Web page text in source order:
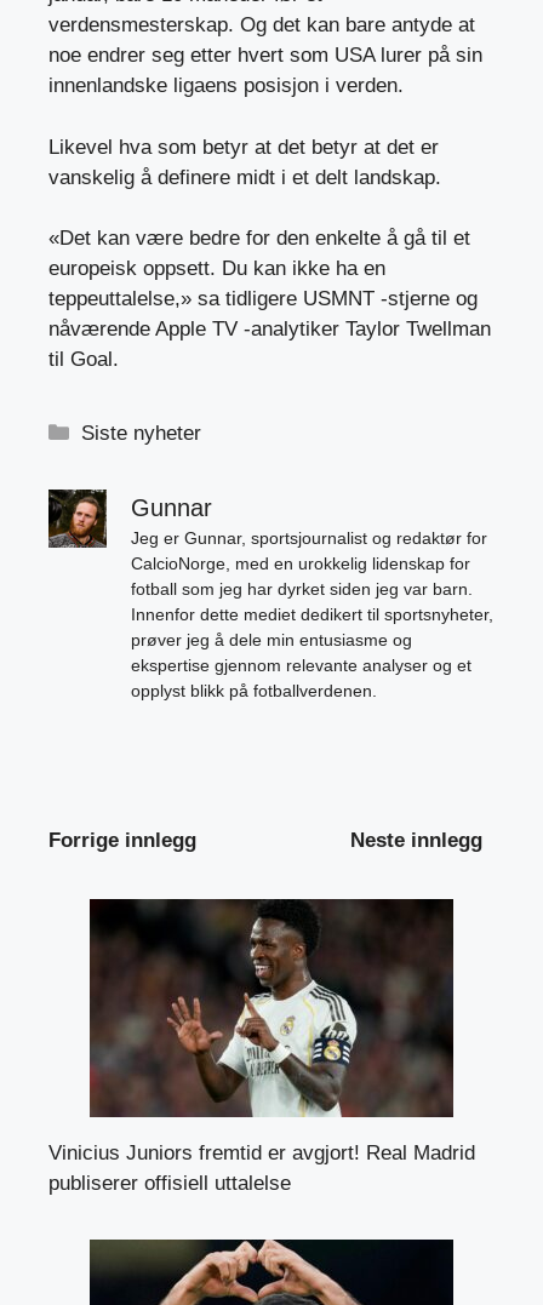
verdensmesterskap. Og det kan bare antyde at
noe endrer seg etter hvert som USA lurer på sin
innenlandske ligaens posisjon i verden.
Likevel hva som betyr at det betyr at det er
vanskelig å definere midt i et delt landskap.
«Det kan være bedre for den enkelte å gå til et
europeisk oppsett. Du kan ikke ha en
teppeuttalelse,» sa tidligere USMNT -stjerne og
nåværende Apple TV -analytiker Taylor Twellman
til Goal.
Kategorier
Siste nyheter
Gunnar
Jeg er Gunnar, sportsjournalist og redaktør for
CalcioNorge, med en urokkelig lidenskap for
fotball som jeg har dyrket siden jeg var barn.
Innenfor dette mediet dedikert til sportsnyheter,
prøver jeg å dele min entusiasme og
ekspertise gjennom relevante analyser og et
opplyst blikk på fotballverdenen.
Forrige innlegg Neste innlegg
Vinicius Juniors fremtid er avgjort! Real Madrid
publiserer offisiell uttalelse